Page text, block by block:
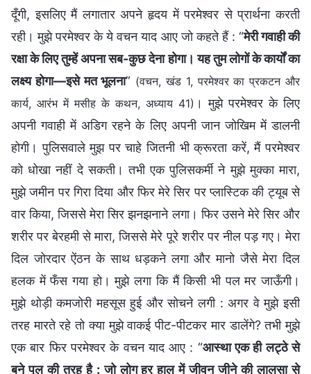
दूँगी, इसलिए मैं लगातार अपने हृदय में परमेश्वर से प्रार्थना करती
रही। मुझे परमेश्वर के ये वचन याद आए जो कहते हैं : “मेरी गवाही की
रक्षा के लिए तुम्हें अपना सब-कुछ देना होगा। यह तुम लोगों के कार्यों का
लक्ष्य होगा—इसे मत भूलना” (वचन, खंड 1, परमेश्वर का प्रकटन और
कार्य, आरंभ में मसीह के कथन, अध्याय 41) । मुझे परमेश्वर के लिए
अपनी गवाही में अडिग रहने के लिए अपनी जान जोखिम में डालनी
होगी। पुलिसवाले मुझ पर चाहे जितनी भी क्रूरता करें, मैं परमेश्वर
को धोखा नहीं दे सकती। तभी एक पुलिसकर्मी ने मुझे मुक्का मारा,
मुझे जमीन पर गिरा दिया और फिर मेरे सिर पर प्लास्टिक की ट्यूब से
वार किया, जिससे मेरा सिर झनझनाने लगा। फिर उसने मेरे सिर और
शरीर पर बेरहमी से मारा, जिससे मेरे पूरे शरीर पर नील पड़ गए। मेरा
दिल जोरदार ऐंठन के साथ धड़कने लगा और मानो जैसे मेरा दिल
हलक में फँस गया हो। मुझे लगा कि मैं किसी भी पल मर जाऊँगी।
मुझे थोड़ी कमजोरी महसूस हुई और सोचने लगी : अगर वे मुझे इसी
तरह मारते रहे तो क्या मुझे वाकई पीट-पीटकर मार डालेंगे? तभी मुझे
एक बार फिर परमेश्वर के वचन याद आए : “आस्था एक ही लट्ठे से
बने पुल की तरह है : जो लोग हर हाल में जीवन जीने की लालसा से